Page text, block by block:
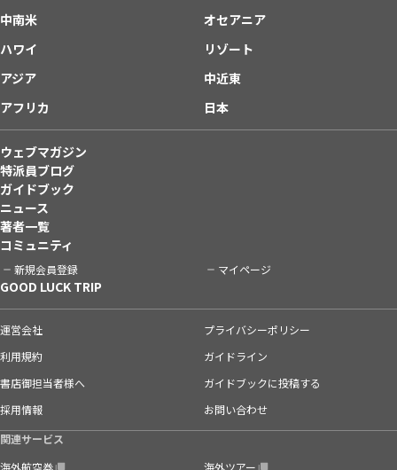
中南米
オセアニア
ハワイ
リゾート
アジア
中近東
アフリカ
日本
ウェブマガジン
特派員ブログ
ガイドブック
ニュース
著者一覧
コミュニティ
新規会員登録 マイページ
GOOD LUCK TRIP
運営会社
プライバシーポリシー
利用規約
ガイドライン
書店御担当者様へ
ガイドブックに投稿する
採用情報
お問い合わせ
関連サービス
海外航空券
海外ツアー